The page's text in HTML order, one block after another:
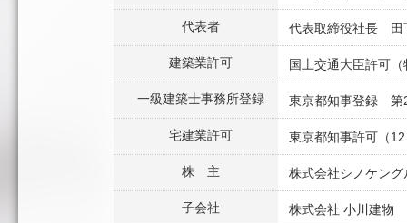
代表者 代表取締役社長 田
建築業許可 国土交通大臣許可
一級建築士事務所登録 東京都知事登録 第
宅建業許可 東京都知事許可（
株 主 株式会社シノケン
子会社 株式会社 小川建物